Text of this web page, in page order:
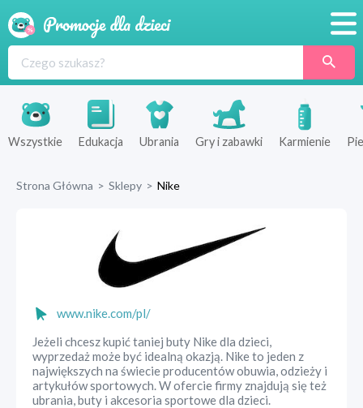
Produkty
Sklepy
Wszystkie Edukacja Ubrania Gry i zabawki Karmienie
Strona Główna > Sklepy > Nike
www.nike.com/pl/
Jeżeli chcesz kupić taniej buty Nike dla dzieci,
wyprzedaż może być idealną okazją. Nike to jeden z
największych na świecie producentów obuwia, odzieży i
artykułów sportowych. W ofercie firmy znajdują się też
ubrania, buty i akcesoria sportowe dla dzieci.